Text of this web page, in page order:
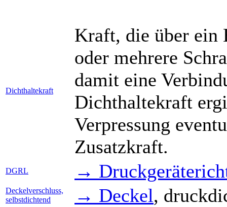
Dichthaltekraft
Kraft, die über ein
oder mehrere
damit eine
Dichthaltekraft
Verpressung
Zusatzkraft.
DGRL →
Deckelverschluss,
selbstdichtend
→ Deckel,